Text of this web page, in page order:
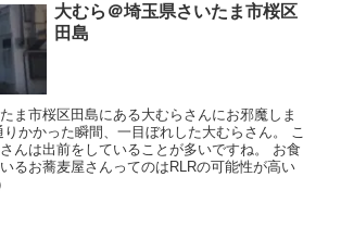
大むら＠埼玉県さいたま市桜区
田島
ま市桜区田島にある大むらさんにお邪魔しま
かかった瞬間、一目ぼれした大むらさん。 こ
んは出前をしていることが多いですね。 お食
るお蕎麦屋さんってのはRLRの可能性が高い